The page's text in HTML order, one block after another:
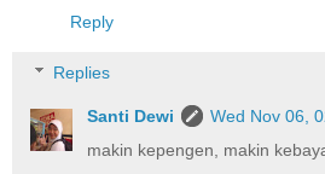
Reply
Replies
Santi Dewi
Wed Nov 06,
makin kepengen, makin